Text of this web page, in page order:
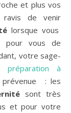
et plus vos
ravis de venir
lorsque vous
pour vous de
votre sage-
préparation à
prévenue : les
sont très
et pour votre